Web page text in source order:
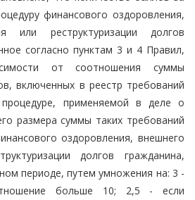
финансового оздоровления,
или реструктуризации долгов
согласно пунктам 3 и 4 Правил,
от соотношения суммы
включенных в реестр требований
применяемой в деле о
размера суммы таких требований
оздоровления, внешнего
долгов гражданина,
периоде, путем умножения на: 3 -
больше 10; 2,5 - если